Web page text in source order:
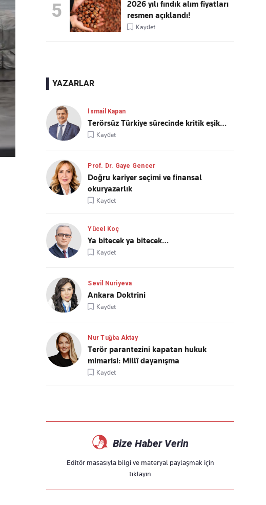
5
2026 yılı fındık alım fiyatları
resmen açıklandı!
Kaydet
YAZARLAR
İsmail Kapan
Terörsüz Türkiye sürecinde kritik eşik…
Kaydet
Prof. Dr. Gaye Gencer
Doğru kariyer seçimi ve finansal
okuryazarlık
Kaydet
Yücel Koç
Ya bitecek ya bitecek…
Kaydet
Sevil Nuriyeva
Ankara Doktrini
Kaydet
Nur Tuğba Aktay
Terör parantezini kapatan hukuk
mimarisi: Millî dayanışma
Kaydet
Bize Haber Verin
Editör masasıyla bilgi ve materyal paylaşmak için
tıklayın